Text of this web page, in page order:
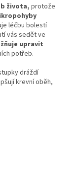
života, protože
léčbu bolestí
vás sedět ve
upravit
potřeb.
dráždí
krevní oběh,